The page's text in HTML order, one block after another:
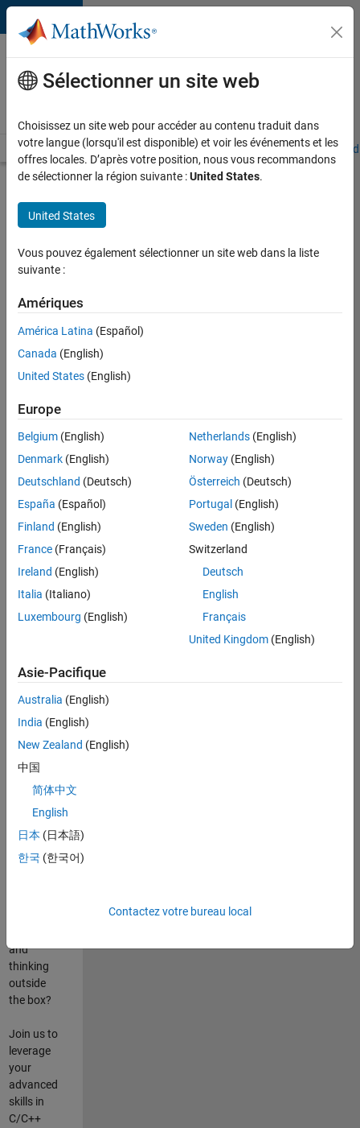
Passer au contenu
Votre
carrière
chez
Accueil Explorer nos opportunités Adresses de nos bureaux
d’autres
offres
Senior
Software
Quality
Engineer
maintenant
Poste:
36935-
Ingénierie
de
la
FR-
Résumé
du
poste
Are you
about
state-of-
the-art
Do you
and
thinking
outside
the box?
Join us to
leverage
your
advanced
skills in
C/C++
Sélectionner un site web
Choisissez un site web pour accéder au contenu traduit dans
votre langue (lorsqu'il est disponible) et voir les événements et les
offres locales. D’après votre position, nous vous recommandons
de sélectionner la région suivante :United States.
United States
Vous pouvez également sélectionner un site web dans la liste
suivante :
Amériques
América Latina (Español)
Canada (English)
United States (English)
Europe
Belgium (English)
Denmark (English)
Deutschland (Deutsch)
España (Español)
Finland (English)
France (Français)
Ireland (English)
Italia (Italiano)
Luxembourg (English)
Netherlands(English)
Norway(English)
Österreich (Deutsch)
Portugal (English)
Sweden (English)
Switzerland
Deutsch
English
Français
United Kingdom(English)
Asie-Pacifique
Australia (English)
India (English)
New Zealand (English)
中国
简体中文
English
日本 (日本語)
한국 (한국어)
Contactez votre bureau local